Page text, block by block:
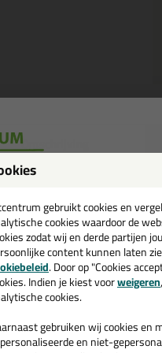
Omschrijving
It 350
je kit in een specifieke
toepassingen. Een
met gegarandeerd een
besteld = morgen in huis.
je meer weten over de
gebruikt cookies en
cookies waardoor de
zodat wij en derde partijen
content kunnen laten
. Door op "Cookies
Indien je kiest voorweigeren
cookies.
gebruiken wij cookies en
en niet-
💚
en ontvang een
€35,-bij je eerste bestelling!